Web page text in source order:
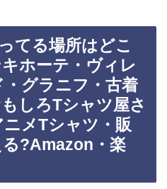
てる場所はどこ
ホーテ・ヴィレ
グラニフ・古着
しろTシャツ屋さ
メTシャツ・販
?Amazon・楽